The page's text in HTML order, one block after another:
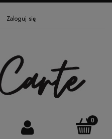
Zaloguj się